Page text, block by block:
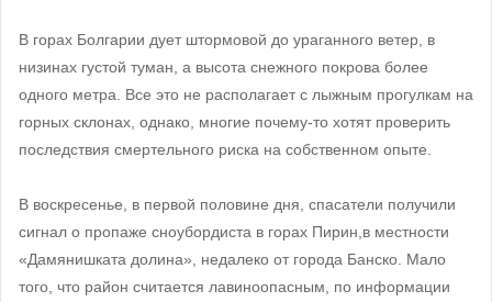
В горах Болгарии дует штормовой до ураганного ветер, в
низинах густой туман, а высота снежного покрова более
одного метра. Все это не располагает с лыжным прогулкам на
горных склонах, однако, многие почему-то хотят проверить
последствия смертельного риска на собственном опыте.
В воскресенье, в первой половине дня, спасатели получили
сигнал о пропаже сноубордиста в горах Пирин,в местности
«Дамянишката долина», недалеко от города Банско. Мало
того, что район считается лавиноопасным, по информации